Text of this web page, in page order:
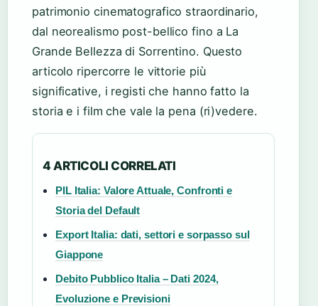
patrimonio cinematografico straordinario,
dal neorealismo post-bellico fino a La
Grande Bellezza di Sorrentino. Questo
articolo ripercorre le vittorie più
significative, i registi che hanno fatto la
storia e i film che vale la pena (ri)vedere.
4 ARTICOLI CORRELATI
PIL Italia: Valore Attuale, Confronti e
Storia del Default
Export Italia: dati, settori e sorpasso sul
Giappone
Debito Pubblico Italia – Dati 2024,
Evoluzione e Previsioni